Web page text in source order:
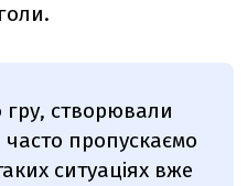
створювали
пропускаємо
ситуаціях вже